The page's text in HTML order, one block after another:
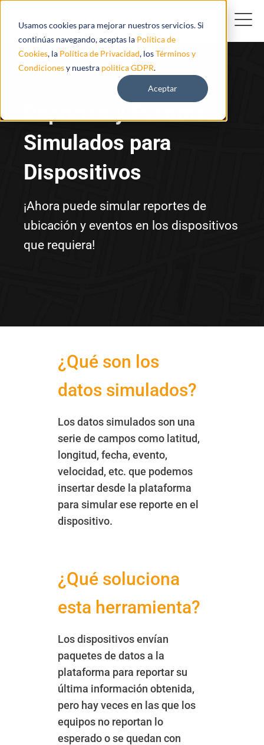
Usamos cookies para mejorar nuestros servicios. Si
continúas navegando, aceptas la Política de
Cookies, la Política de Privacidad, losTérminos y
Condicionesy nuestra politica GDPR.
Aceptar
Reportes y Eventos
Simulados para
Dispositivos
¡Ahora puede simular reportes de
ubicación y eventos en los dispositivos
que requiera!
¿Qué son los
datos simulados?
Los datos simulados son una
serie de campos como latitud,
longitud, fecha, evento,
velocidad, etc. que podemos
insertar desde la plataforma
para simular ese reporte en el
dispositivo.
¿Qué soluciona
esta herramienta?
Los dispositivos envían
paquetes de datos a la
plataforma para reportar su
última información obtenida,
pero hay veces en las que los
equipos no reportan lo
esperado o se quedan con